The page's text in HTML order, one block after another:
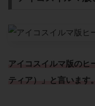
アイコスイルマ版のヒ
ティア ）」と言います。